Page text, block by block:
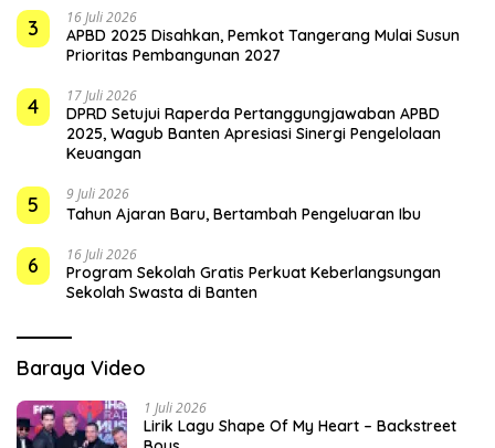
3 16 Juli 2026
APBD 2025 Disahkan, Pemkot Tangerang Mulai Susun
Prioritas Pembangunan 2027
4 17 Juli 2026
DPRD Setujui Raperda Pertanggungjawaban APBD
2025, Wagub Banten Apresiasi Sinergi Pengelolaan
Keuangan
5 9 Juli 2026
Tahun Ajaran Baru, Bertambah Pengeluaran Ibu
6 16 Juli 2026
Program Sekolah Gratis Perkuat Keberlangsungan
Sekolah Swasta di Banten
Baraya Video
1 Juli 2026
Lirik Lagu Shape Of My Heart – Backstreet